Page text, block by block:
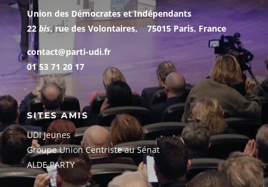
Union des Démocrates et Indépendants
22 bis, rue des Volontaires, 75015 Paris, France
contact@parti-udi.fr
01 53 71 20 17
SITES AMIS
UDI Jeunes
Groupe Union Centriste au Sénat
ALDE PARTY